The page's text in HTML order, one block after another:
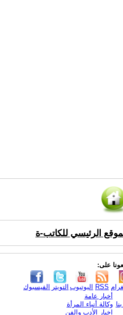
الرئيسي للكاتب-ة
على:
الفيسبوك التويتر اليوتيوب RSS
أخبار عامة
وكالة أنباء المرأة
اخبار الأدب والفن